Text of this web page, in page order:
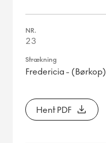
23
Fredericia - (Børkop)
Hent PDF